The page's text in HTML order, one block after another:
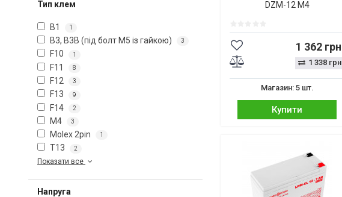
Тип клем
B1 1
B3, B3B (під болт М5 із гайкою) 3
F10 1
F11 8
F12 3
F13 9
F14 2
M4 3
Molex 2pin 1
T13 2
Показати все
Напруга
DZM-12 M4
1 362 грн
1 338 грн
Магазин: 5 шт.
Купити